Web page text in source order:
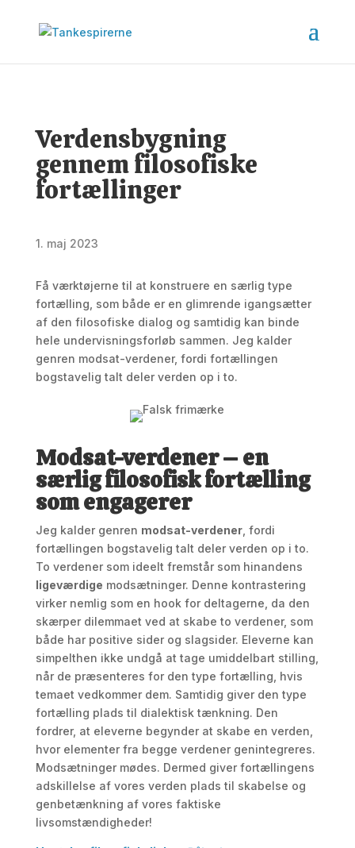
Verdensbygning
gennem filosofiske
fortællinger
1. maj 2023
Få værktøjerne til at konstruere en særlig type
fortælling, som både er en glimrende igangsætter
af den filosofiske dialog og samtidig kan binde
hele undervisningsforløb sammen. Jeg kalder
genren modsat-verdener, fordi fortællingen
bogstavelig talt deler verden op i to.
Modsat-verdener – en
særlig filosofisk fortælling
som engagerer
Jeg kalder genren modsat-verdener, fordi
fortællingen bogstavelig talt deler verden op i to.
To verdener som ideelt fremstår som hinandens
ligeværdige modsætninger. Denne kontrastering
virker nemlig som en hook for deltagerne, da den
skærper dilemmaet ved at skabe to verdener, som
både har positive sider og slagsider. Eleverne kan
simpelthen ikke undgå at tage umiddelbart stilling,
når de præsenteres for den type fortælling, hvis
temaet vedkommer dem. Samtidig giver den type
fortælling plads til dialektisk tænkning. Den
fordrer, at eleverne begynder at skabe en verden,
hvor elementer fra begge verdener genintegreres.
Modsætninger mødes. Dermed giver fortællingens
adskillelse af vores verden plads til skabelse og
genbetænkning af vores faktiske
livsomstændigheder!